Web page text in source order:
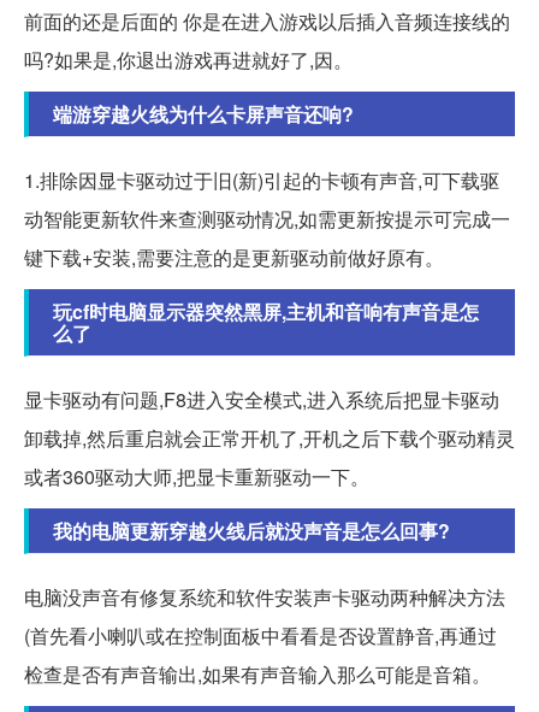
前面的还是后面的 你是在进入游戏以后插入音频连接线的
吗?如果是,你退出游戏再进就好了,因。
端游穿越火线为什么卡屏声音还响?
1.排除因显卡驱动过于旧(新)引起的卡顿有声音,可下载驱
动智能更新软件来查测驱动情况,如需更新按提示可完成一
键下载+安装,需要注意的是更新驱动前做好原有。
玩cf时电脑显示器突然黑屏,主机和音响有声音是怎
么了
显卡驱动有问题,F8进入安全模式,进入系统后把显卡驱动
卸载掉,然后重启就会正常开机了,开机之后下载个驱动精灵
或者360驱动大师,把显卡重新驱动一下。
我的电脑更新穿越火线后就没声音是怎么回事?
电脑没声音有修复系统和软件安装声卡驱动两种解决方法
(首先看小喇叭或在控制面板中看看是否设置静音,再通过
检查是否有声音输出,如果有声音输入那么可能是音箱。